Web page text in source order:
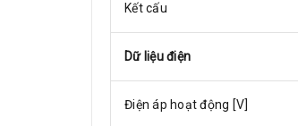
Kết cấu
Dữ liệu điện
Điện áp hoạt động [V]